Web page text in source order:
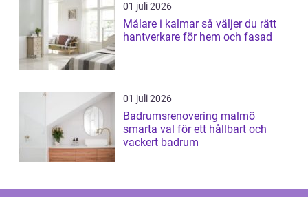
01 juli 2026
Målare i kalmar så väljer du rätt
hantverkare för hem och fasad
01 juli 2026
Badrumsrenovering malmö
smarta val för ett hållbart och
vackert badrum